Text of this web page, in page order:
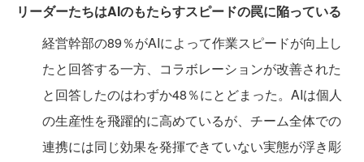
リーダーたちはAIのもたらすスピードの罠に陥っている
経営幹部の89％がAIによって作業スピードが向上し
たと回答する一方、コラボレーションが改善された
と回答したのはわずか48％にとどまった。AIは個人
の生産性を飛躍的に高めているが、チーム全体での
連携には同じ効果を発揮できていない実態が浮き彫